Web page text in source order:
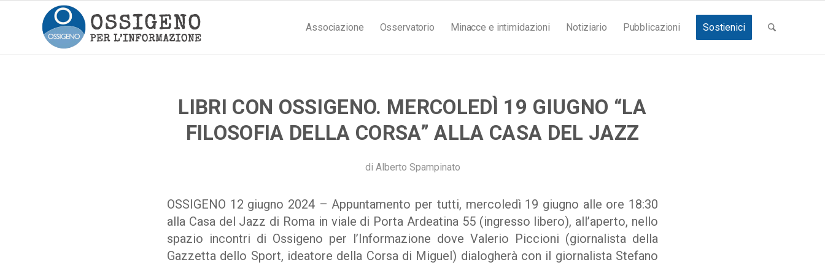
Associazione Osservatorio Minacce e intimidazioni Notiziario Pubblicazioni Sostienici
LIBRI CON OSSIGENO. MERCOLEDÌ 19 GIUGNO “LA
FILOSOFIA DELLA CORSA” ALLA CASA DEL JAZZ
di Alberto Spampinato
OSSIGENO 12 giugno 2024 – Appuntamento per tutti, mercoledì 19 giugno alle ore 18:30
alla Casa del Jazz di Roma in viale di Porta Ardeatina 55 (ingresso libero), all’aperto, nello
spazio incontri di Ossigeno per l’Informazione dove Valerio Piccioni (giornalista della
Gazzetta dello Sport, ideatore della Corsa di Miguel) dialogherà con il giornalista Stefano